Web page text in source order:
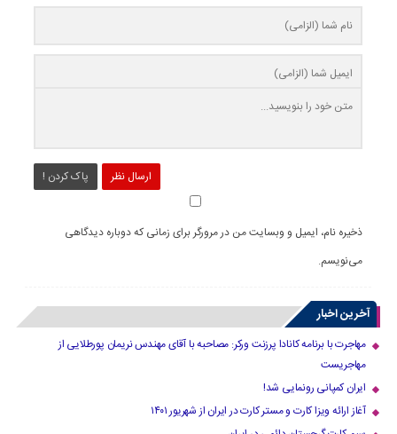
ارسال نظر پاک کردن !
ذخیره نام، ایمیل و وبسایت من در مرورگر برای زمانی که دوباره دیدگاهی
می‌نویسم.
آخرین اخبار
مهاجرت با برنامه کانادا پرزنت ورکر: مصاحبه با آقای مهندس نریمان پورطلایی از
مهاجریست
ایران کمپانی رونمایی شد!
آغاز ارائه ویزا کارت و مستر کارت در ایران از شهریور ۱۴۰۱